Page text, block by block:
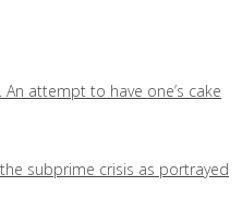
attempt to have one’s cake
subprime crisis as portrayed